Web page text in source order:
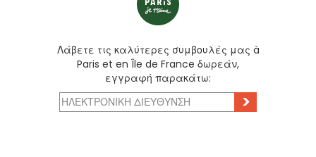
Λάβετε τις καλύτερες συμβουλές μας à
Paris et en Île de France δωρεάν,
εγγραφή παρακάτω:
>